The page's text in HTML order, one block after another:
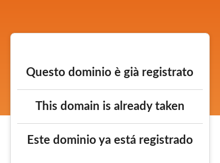
Questo dominio è già registrato
This domain is already taken
Este dominio ya está registrado